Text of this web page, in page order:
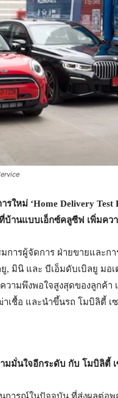
รใหม่ ‘Home Delivery
บ้านแบบเอ็กซ์คลูซีฟ เพิ่มค
ารผู้จัดการ ฝ่ายขายและก
มินิ และ บีเอ็มดับเบิลยู มอเ
มพึงพอใจสูงสุดของลูกค้า เ
เชื้อ และนำขึ้นรถ โมบิลิตี้
มมั่นใจอีกระดับ กับ โมบิลิตี้
การณ์ในปัจจุบัน ที่ส่งผลต่อพ